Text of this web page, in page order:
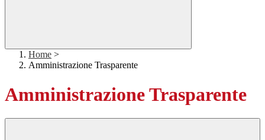
Home >
Amministrazione Trasparente
Amministrazione Trasparente